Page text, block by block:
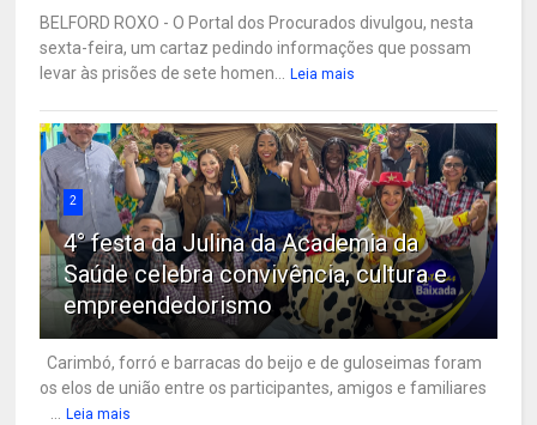
BELFORD ROXO - O Portal dos Procurados divulgou, nesta
sexta-feira, um cartaz pedindo informações que possam
levar às prisões de sete homen... Leia mais
2
4° festa da Julina da Academia da
Saúde celebra convivência, cultura e
empreendedorismo
Carimbó, forró e barracas do beijo e de guloseimas foram
os elos de união entre os participantes, amigos e familiares
... Leia mais